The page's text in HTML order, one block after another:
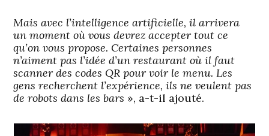
Mais avec l’intelligence artificielle, il arrivera
un moment où vous devrez accepter tout ce
qu’on vous propose. Certaines personnes
n’aiment pas l’idée d’un restaurant où il faut
scanner des codes QR pour voir le menu. Les
gens recherchent l’expérience, ils ne veulent pas
de robots dans les bars », a-t-il ajouté.